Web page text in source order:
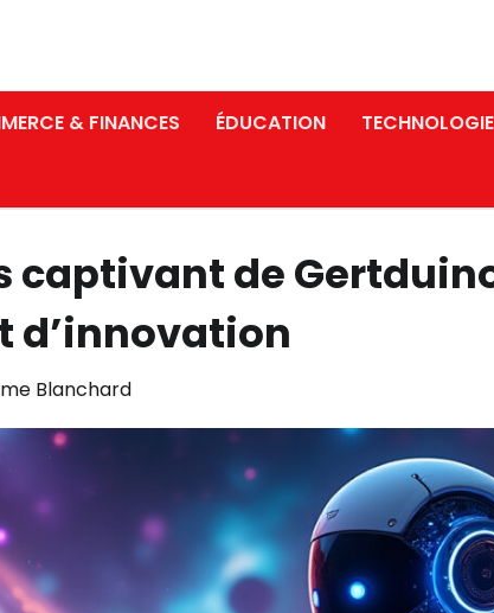
& FINANCES ÉDUCATION
captivant de
d’innovation
Blanchard